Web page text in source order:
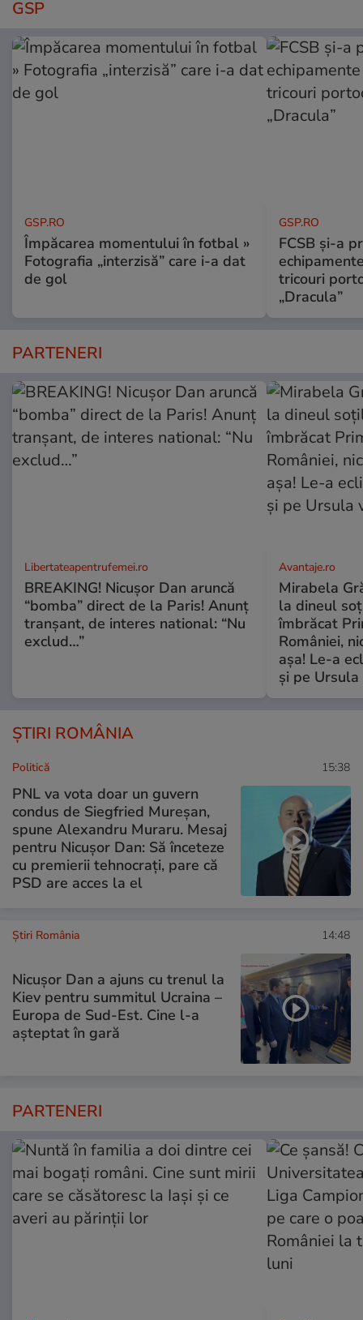
GSP
GSP.RO
Împăcarea momentului în fotbal »
Fotografia „interzisă” care i-a dat
de gol
GSP.RO
FCSB și-a
tricouri
„Dracula”
PARTENERI
Libertateapentrufemei.ro
BREAKING! Nicușor Dan aruncă
“bomba” direct de la Paris! Anunț
tranșant, de interes national: “Nu
exclud…”
Avantaje.ro
Mirabela
la dineul
îmbrăcat
României,
așa! Le-a
și pe
ȘTIRI ROMÂNIA
Politică 15:38
PNL va vota doar un guvern
condus de Siegfried Mureșan,
spune Alexandru Muraru. Mesaj
pentru Nicușor Dan: Să înceteze
cu premierii tehnocrați, pare că
PSD are acces la el
Știri România 14:48
Nicușor Dan a ajuns cu trenul la
Kiev pentru summitul Ucraina –
Europa de Sud-Est. Cine l-a
așteptat în gară
PARTENERI